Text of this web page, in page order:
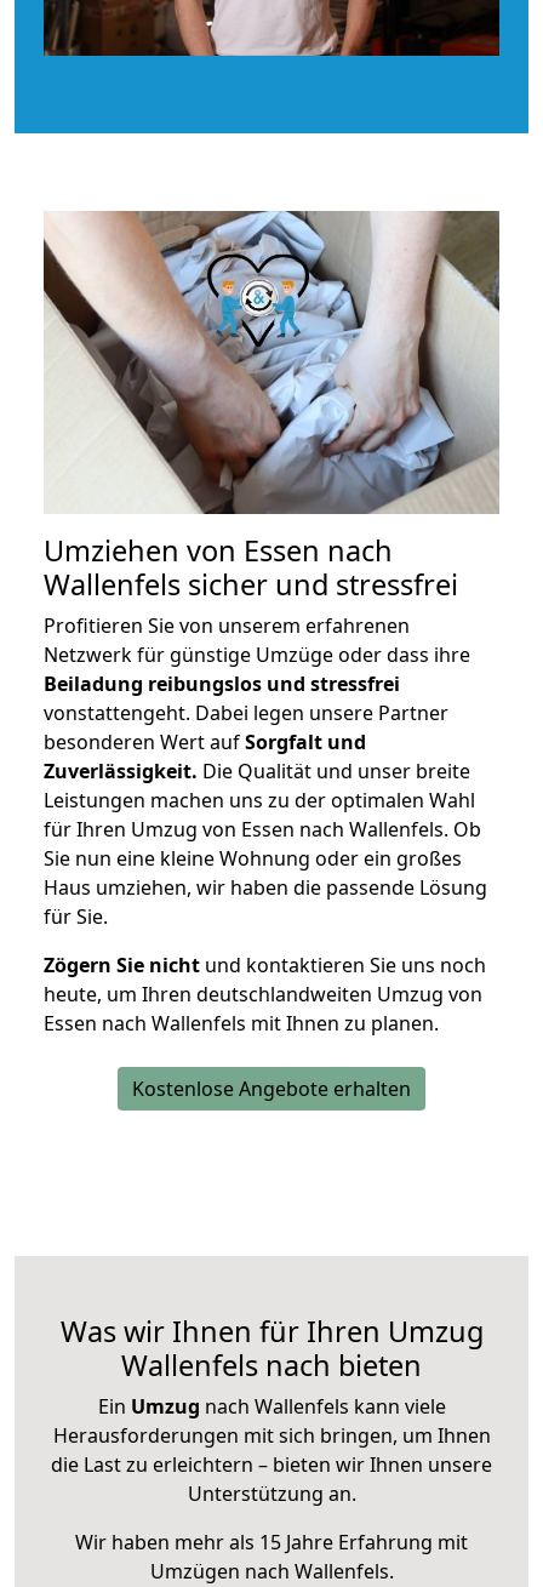
Umziehen von Essen nach
Wallenfels sicher und stressfrei
Profitieren Sie von unserem erfahrenen
Netzwerk für günstige Umzüge oder dass ihre
Beiladung reibungslos und stressfrei
vonstattengeht. Dabei legen unsere Partner
besonderen Wert aufSorgfalt und
Zuverlässigkeit. Die Qualität und unser breite
Leistungen machen uns zu der optimalen Wahl
für Ihren Umzug von Essen nach Wallenfels. Ob
Sie nun eine kleine Wohnung oder ein großes
Haus umziehen, wir haben die passende Lösung
für Sie.
Zögern Sie nicht und kontaktieren Sie uns noch
heute, um Ihren deutschlandweiten Umzug von
Essen nach Wallenfels mit Ihnen zu planen.
Kostenlose Angebote erhalten
Was wir Ihnen für Ihren Umzug
Wallenfels nach bieten
Ein Umzug nach Wallenfels kann viele
Herausforderungen mit sich bringen, um Ihnen
die Last zu erleichtern – bieten wir Ihnen unsere
Unterstützung an.
Wir haben mehr als 15 Jahre Erfahrung mit
Umzügen nach Wallenfels.